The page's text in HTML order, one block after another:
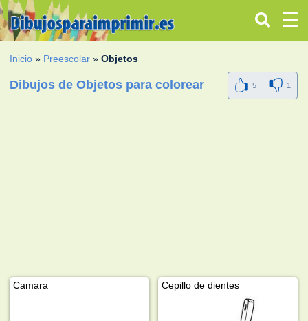
Inicio » Preescolar »Objetos
Dibujos de Objetos para colorear 5 1
Camara Cepillo de dientes